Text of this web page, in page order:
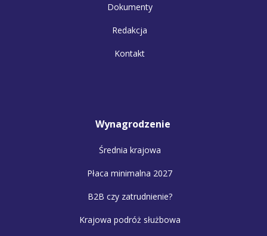
Dokumenty
Redakcja
Kontakt
Wynagrodzenie
Średnia krajowa
Płaca minimalna 2027
B2B czy zatrudnienie?
Krajowa podróż służbowa